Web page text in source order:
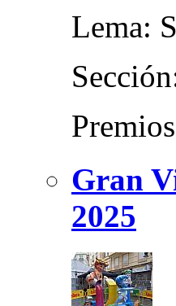
Lema:
Gran
2025